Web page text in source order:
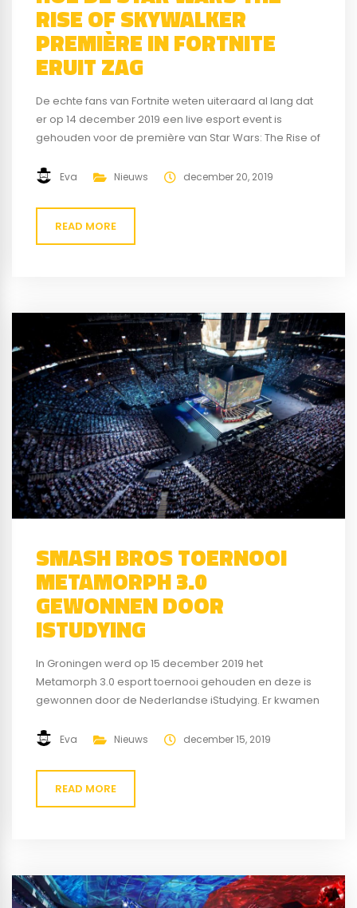
RISE OF SKYWALKER
PREMIÈRE IN FORTNITE
ERUIT ZAG
De echte fans van Fortnite weten uiteraard al lang dat
er op 14 december 2019 een live esport event is
gehouden voor de première van Star Wars: The Rise of
op het spel maar op een gegeven moment liep alles
Eva Nieuws december 20, 2019
READ MORE
SMASH BROS TOERNOOI
METAMORPH 3.0
GEWONNEN DOOR
ISTUDYING
In Groningen werd op 15 december 2019 het
Metamorph 3.0 esport toernooi gehouden en deze is
gewonnen door de Nederlandse iStudying. Er kwamen
Antireflex aanwezig samen met Loading en BeJay. De
de winst. Het derde team wat...
Eva Nieuws december 15, 2019
READ MORE